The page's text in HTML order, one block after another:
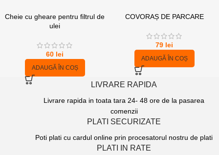
Cheie cu gheare pentru filtrul de
ulei
60 lei
ADAUGĂ ÎN COȘ
COVORAȘ DE PARCARE
79 lei
ADAUGĂ ÎN COȘ
LIVRARE RAPIDA
Livrare rapida in toata tara 24- 48 ore de la pasarea
comenzii
PLATI SECURIZATE
Poti plati cu cardul online prin procesatorul nostru de plati
PLATI IN RATE